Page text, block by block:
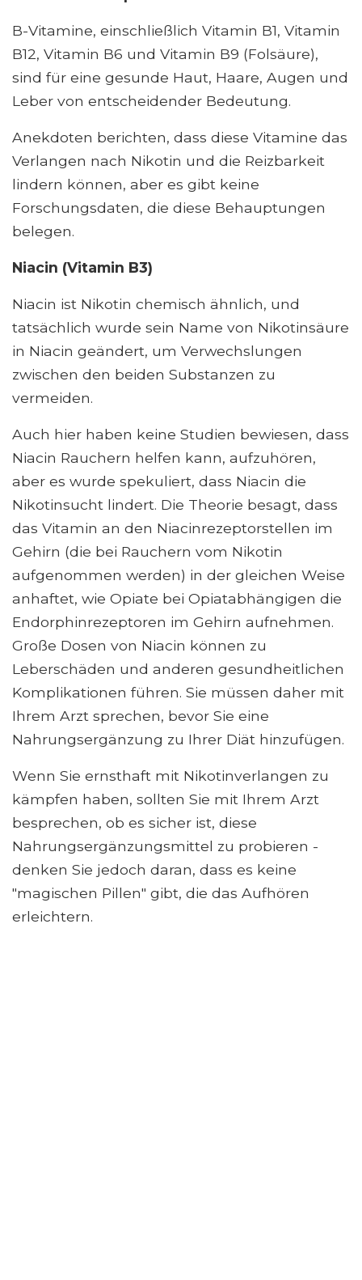
B-Vitamine, einschließlich Vitamin B1, Vitamin
B12, Vitamin B6 und Vitamin B9 (Folsäure),
sind für eine gesunde Haut, Haare, Augen und
Leber von entscheidender Bedeutung.
Anekdoten berichten, dass diese Vitamine das
Verlangen nach Nikotin und die Reizbarkeit
lindern können, aber es gibt keine
Forschungsdaten, die diese Behauptungen
belegen.
Niacin (Vitamin B3)
Niacin ist Nikotin chemisch ähnlich, und
tatsächlich wurde sein Name von Nikotinsäure
in Niacin geändert, um Verwechslungen
zwischen den beiden Substanzen zu
vermeiden.
Auch hier haben keine Studien bewiesen, dass
Niacin Rauchern helfen kann, aufzuhören,
aber es wurde spekuliert, dass Niacin die
Nikotinsucht lindert. Die Theorie besagt, dass
das Vitamin an den Niacinrezeptorstellen im
Gehirn (die bei Rauchern vom Nikotin
aufgenommen werden) in der gleichen Weise
anhaftet, wie Opiate bei Opiatabhängigen die
Endorphinrezeptoren im Gehirn aufnehmen.
Große Dosen von Niacin können zu
Leberschäden und anderen gesundheitlichen
Komplikationen führen. Sie müssen daher mit
Ihrem Arzt sprechen, bevor Sie eine
Nahrungsergänzung zu Ihrer Diät hinzufügen.
Wenn Sie ernsthaft mit Nikotinverlangen zu
kämpfen haben, sollten Sie mit Ihrem Arzt
besprechen, ob es sicher ist, diese
Nahrungsergänzungsmittel zu probieren -
denken Sie jedoch daran, dass es keine
"magischen Pillen" gibt, die das Aufhören
erleichtern.